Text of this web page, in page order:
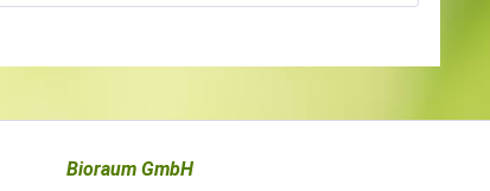
Bioraum GmbH